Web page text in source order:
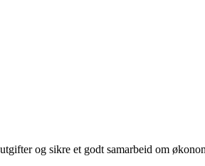
og sikre et godt samarbeid om